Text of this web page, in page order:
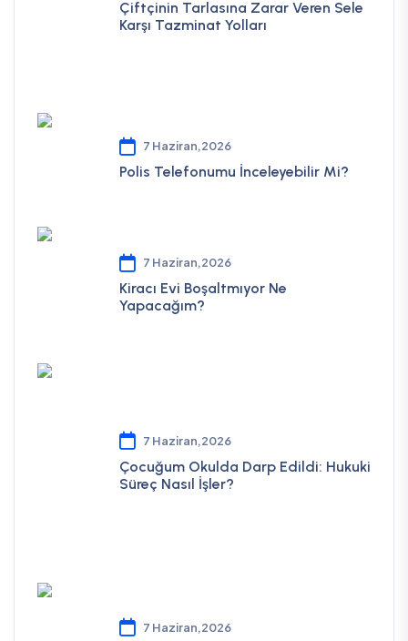
Çiftçinin Tarlasına Zarar Veren Sele
Karşı Tazminat Yolları
7 Haziran,2026
Polis Telefonumu İnceleyebilir Mi?
7 Haziran,2026
Kiracı Evi Boşaltmıyor Ne
Yapacağım?
7 Haziran,2026
Çocuğum Okulda Darp Edildi: Hukuki
Süreç Nasıl İşler?
7 Haziran,2026